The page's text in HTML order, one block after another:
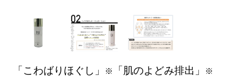
「こわばりほぐし」 ※ 「肌のよどみ排出」 ※